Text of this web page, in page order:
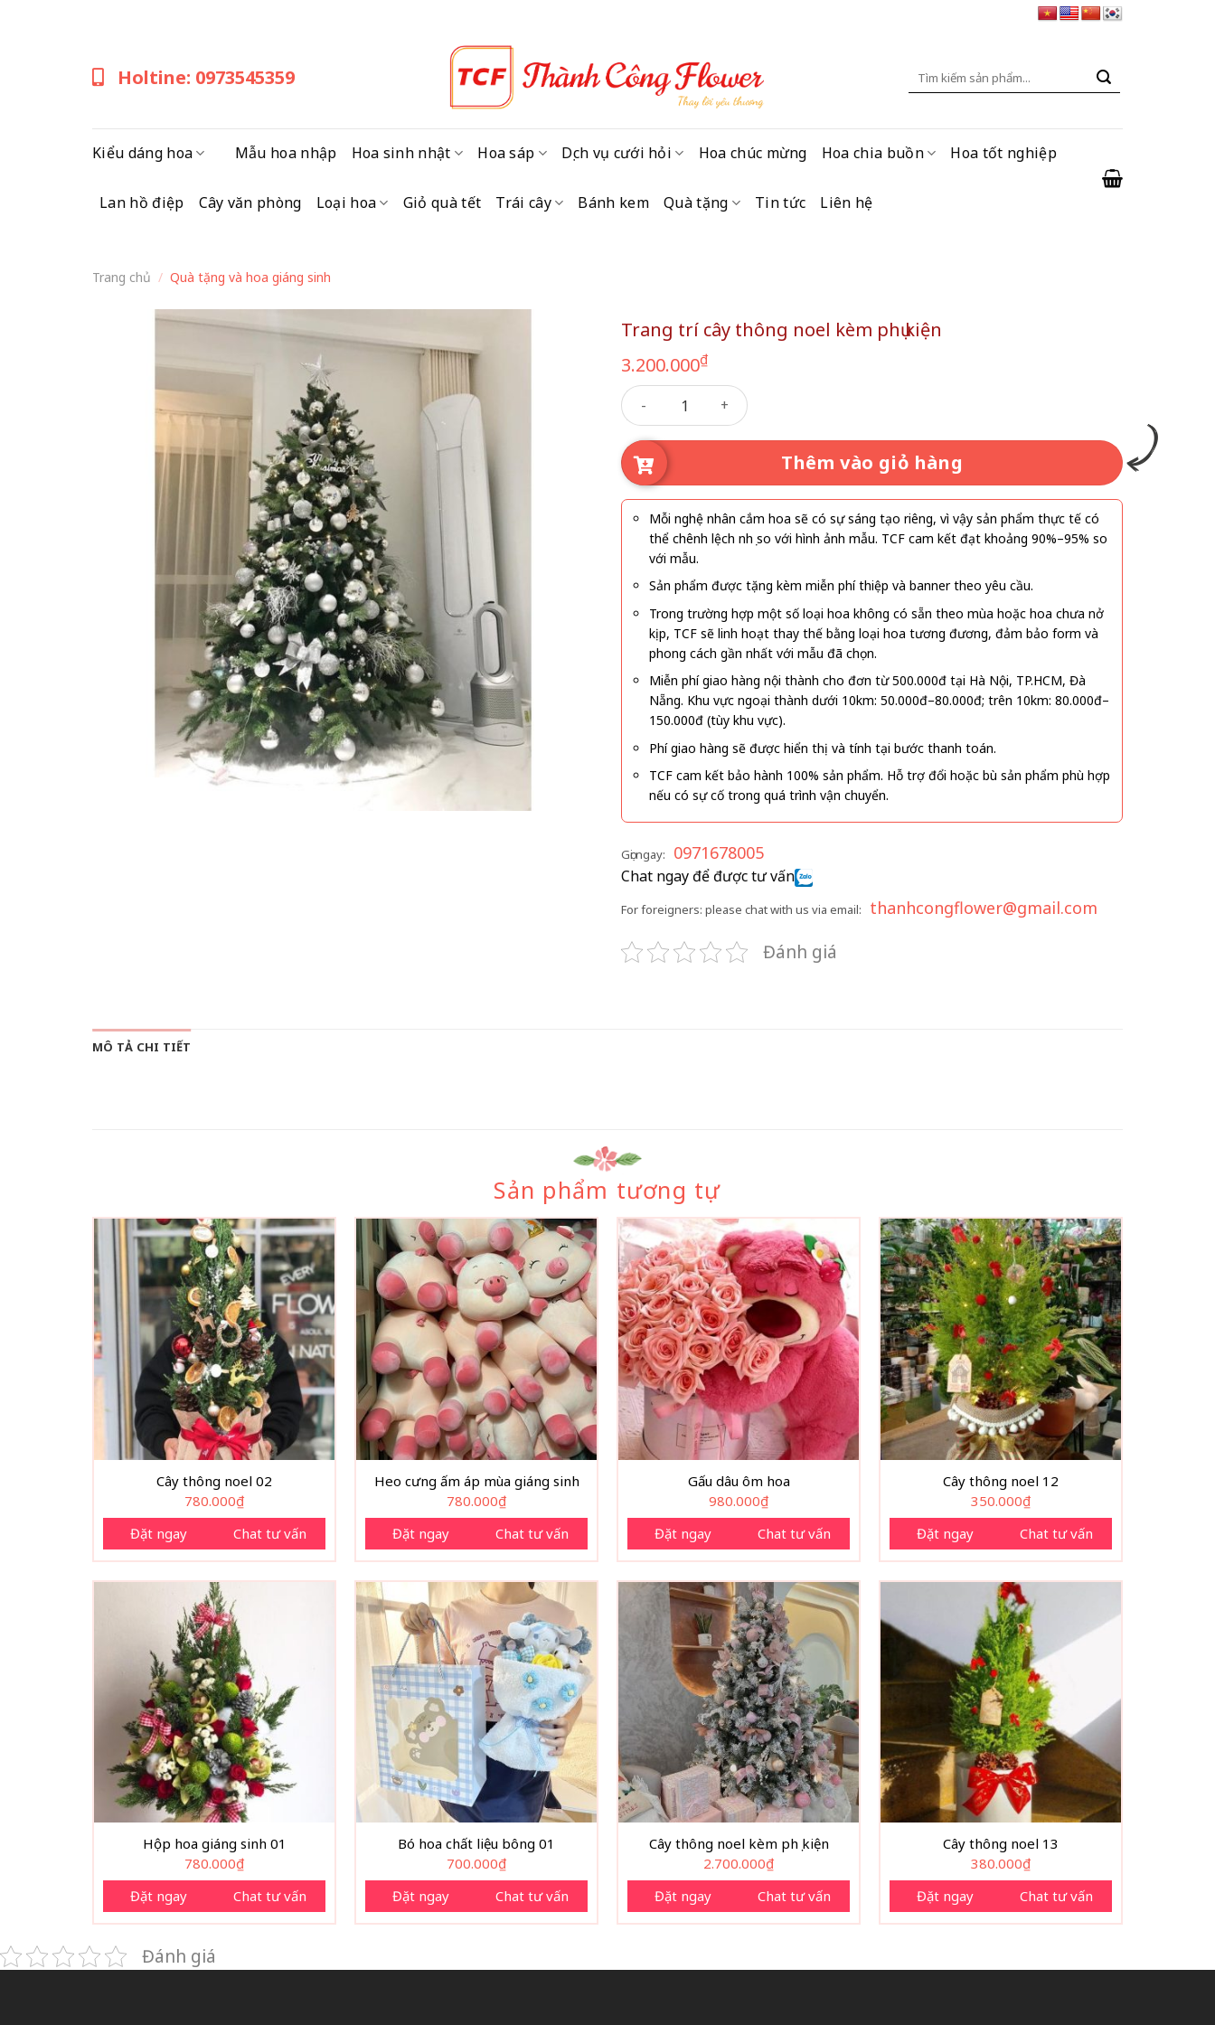
Holtine: 0973545359
Tìm
Kiểu dáng hoa Mẫu hoa nhập Hoa sinh nhật Hoa sáp Dịch vụ cưới hỏi Hoa chúc mừng Hoa chia buồn Hoa tốt nghiệp
Lan hồ điệp Cây văn phòng Loại hoa Giỏ quà tết Trái cây Bánh kem Quà tặng Tin tức Liên hệ
Trang chủ / Quà tặng và hoa giáng sinh
Trang trí cây thông noel kèm phụ kiện
3.200.000₫
Trang trí cây thông noel kèm phụ kiện số lượng
Thêm vào giỏ hàng
Mỗi nghệ nhân cắm hoa sẽ có sự sáng tạo riêng, vì vậy sản phẩm thực tế có
thể chênh lệch nhẹ so với hình ảnh mẫu. TCF cam kết đạt khoảng 90%–95% so
với mẫu.
Sản phẩm được tặng kèm miễn phí thiệp và banner theo yêu cầu.
Trong trường hợp một số loại hoa không có sẵn theo mùa hoặc hoa chưa nở
kịp, TCF sẽ linh hoạt thay thế bằng loại hoa tương đương, đảm bảo form và
phong cách gần nhất với mẫu đã chọn.
Miễn phí giao hàng nội thành cho đơn từ 500.000đ tại Hà Nội, TP.HCM, Đà
Nẵng. Khu vực ngoại thành dưới 10km: 50.000đ–80.000đ; trên 10km: 80.000đ–
150.000đ (tùy khu vực).
Phí giao hàng sẽ được hiển thị và tính tại bước thanh toán.
TCF cam kết bảo hành 100% sản phẩm. Hỗ trợ đổi hoặc bù sản phẩm phù hợp
nếu có sự cố trong quá trình vận chuyển.
Gọi ngay: 0971678005
Chat ngay để được tư vấn
For foreigners: please chat with us via email: thanhcongflower@gmail.com
Đánh giá
MÔ TẢ CHI TIẾT
Sản phẩm tương tự
Cây thông noel 02
780.000₫
Đặt ngay
Chat tư vấn
Heo cưng ấm áp mùa giáng sinh
780.000₫
Đặt ngay
Chat tư vấn
Gấu dâu ôm hoa
980.000₫
Đặt ngay
Chat tư vấn
Cây thông noel 12
350.000₫
Đặt ngay
Chat tư vấn
Hộp hoa giáng sinh 01
780.000₫
Đặt ngay
Chat tư vấn
Bó hoa chất liệu bông 01
700.000₫
Đặt ngay
Chat tư vấn
Cây thông noel kèm phụ kiện
2.700.000₫
Đặt ngay
Chat tư vấn
Cây thông noel 13
380.000₫
Đặt ngay
Chat tư vấn
Đánh giá